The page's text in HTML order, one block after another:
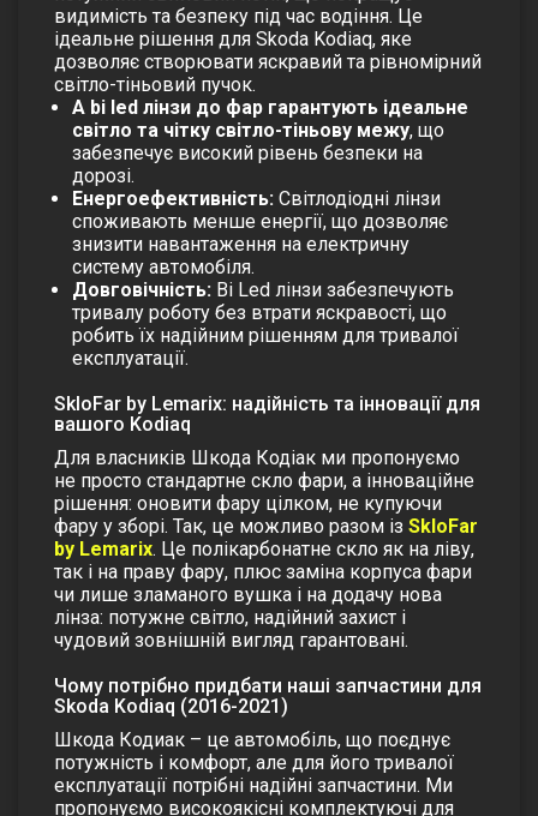
видимість та безпеку під час водіння. Це
ідеальне рішення для Skoda Kodiaq, яке
дозволяє створювати яскравий та рівномірний
світло-тіньовий пучок.
А bi led лінзи до фар гарантують ідеальне
світло та чітку світло-тіньову межу, що
забезпечує високий рівень безпеки на
дорозі.
Енергоефективність: Світлодіодні лінзи
споживають менше енергії, що дозволяє
знизити навантаження на електричну
систему автомобіля.
Довговічність: Bi Led лінзи забезпечують
тривалу роботу без втрати яскравості, що
робить їх надійним рішенням для тривалої
експлуатації.
SkloFar by Lemarix: надійність та інновації для
вашого Kodiaq
Для власників Шкода Кодіак ми пропонуємо
не просто стандартне скло фари, а інноваційне
рішення: оновити фару цілком, не купуючи
фару у зборі. Так, це можливо разом із SkloFar
by Lemarix. Це полікарбонатне скло як на ліву,
так і на праву фару, плюс заміна корпуса фари
чи лише зламаного вушка і на додачу нова
лінза: потужне світло, надійний захист і
чудовий зовнішній вигляд гарантовані.
Чому потрібно придбати наші запчастини для
Skoda Kodiaq (2016-2021)
Шкода Кодиак – це автомобіль, що поєднує
потужність і комфорт, але для його тривалої
експлуатації потрібні надійні запчастини. Ми
пропонуємо високоякісні комплектуючі для